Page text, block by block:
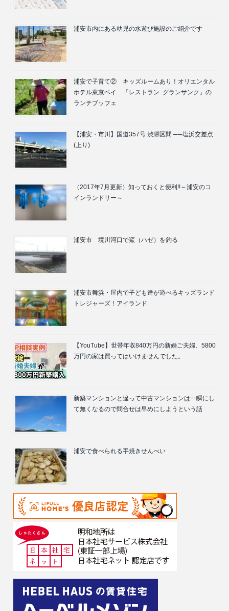
浦安市内にある幼児の水遊び施設のご紹介です
浦安で子育て② キッズルームあり！オリエンタル
ホテル東京ベイ 「レストラン･グランサンク」の
ランチブッフェ
【浦安・市川】国道357号 渋滞区間 ──塩浜交差点
(上り)
（2017年7月更新）知っておくと便利!!～浦安のコ
インランドリー～
浦安市 境川河口で鯊（ハゼ）を釣る
浦安市舞浜・屋内で子ども達が遊べるキッズランド
トレジャーズ！アイランド
【YouTube】世帯年収840万円の新婚ご夫婦、5800
万円の家は買ってはいけませんでした。
新築マンションと違って中古マンションは一瞬にし
て無くなるので問合せは早めにしようという話
浦安で食べられる手焼きせんべい